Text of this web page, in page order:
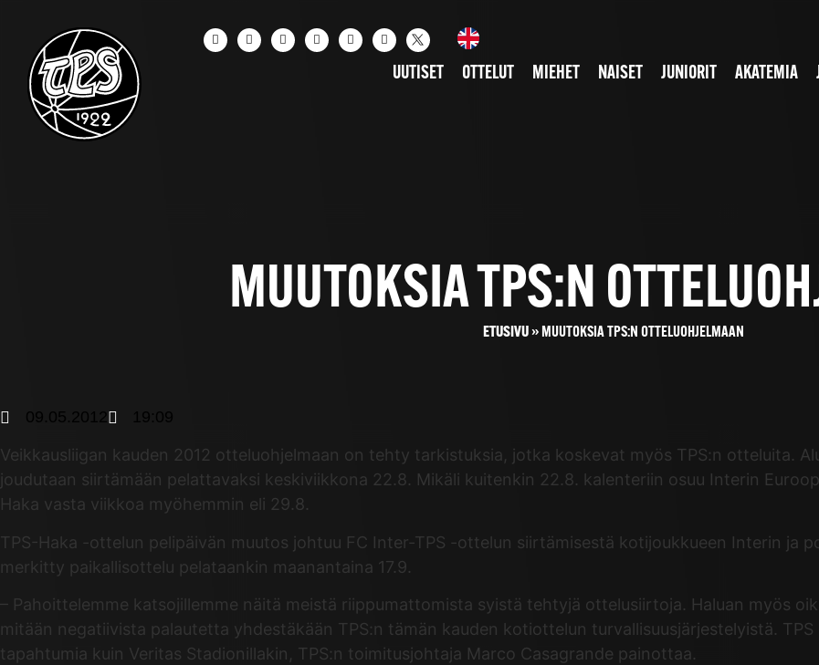
UUTISET OTTELUT MIEHET NAISET JUNIORIT AKATEMIA
MUUTOKSIA TPS:N
ETUSIVU» MUUTOKSIA TPS:N OTTELUOHJELMAAN
09.05.2012
Veikkausliigan kauden 2012 otteluohjelmaan on tehty tarkistuksia, jotka koskevat myös TPS:n otteluita.
joudutaan siirtämään pelattavaksi keskiviikkona 22.8. Mikäli kuitenkin 22.8. kalenteriin osuu Interin
Haka vasta viikkoa myöhemmin eli 29.8.
TPS-Haka -ottelun pelipäivän muutos johtuu FC Inter-TPS -ottelun siirtämisestä kotijoukkueen Interin ja
merkitty paikallisottelu pelataankin maanantaina 17.9.
– Pahoittelemme katsojillemme näitä meistä riippumattomista syistä tehtyjä ottelusiirtoja. Haluan myös
mitään negatiivista palautetta yhdestäkään TPS:n tämän kauden kotiottelun turvallisuusjärjestelyistä.
tapahtumia kuin Veritas Stadionillakin, TPS:n toimitusjohtaja Marco Casagrande painottaa.